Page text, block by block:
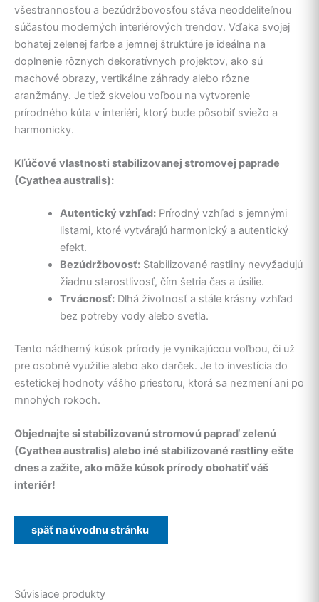
všestrannosťou a bezúdržbovosťou stáva neoddeliteľnou
súčasťou moderných interiérových trendov. Vďaka svojej
bohatej zelenej farbe a jemnej štruktúre je ideálna na
doplnenie rôznych dekoratívnych projektov, ako sú
machové obrazy, vertikálne záhrady alebo rôzne
aranžmány. Je tiež skvelou voľbou na vytvorenie
prírodného kúta v interiéri, ktorý bude pôsobiť sviežo a
harmonicky.
Kľúčové vlastnosti stabilizovanej stromovej paprade
(Cyathea australis):
Autentický vzhľad:Prírodný vzhľad s jemnými
listami, ktoré vytvárajú harmonický a autentický
efekt.
Bezúdržbovosť:Stabilizované rastliny nevyžadujú
žiadnu starostlivosť, čím šetria čas a úsilie.
Trvácnosť:Dlhá životnosť a stále krásny vzhľad
bez potreby vody alebo svetla.
Tento nádherný kúsok prírody je vynikajúcou voľbou, či už
pre osobné využitie alebo ako darček. Je to investícia do
estetickej hodnoty vášho priestoru, ktorá sa nezmení ani po
mnohých rokoch.
Objednajte si stabilizovanú stromovú papraď zelenú
(Cyathea australis) alebo iné stabilizované rastliny ešte
dnes a zažite, ako môže kúsok prírody obohatiť váš
interiér!
Súvisiace produkty